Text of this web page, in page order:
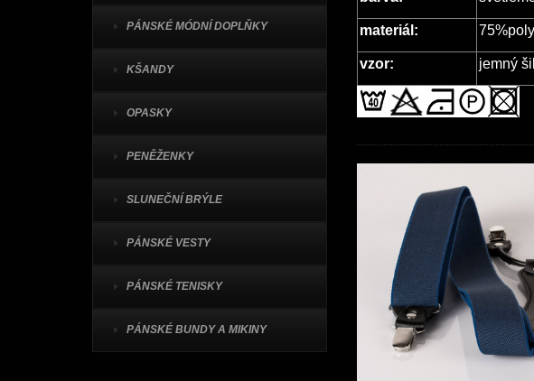
PÁNSKÉ MÓDNÍ DOPLŇKY
KŠANDY
OPASKY
PENĚŽENKY
SLUNEČNÍ BRÝLE
PÁNSKÉ VESTY
PÁNSKÉ TENISKY
PÁNSKÉ BUNDY A MIKINY
materiál:
vzor: jemný